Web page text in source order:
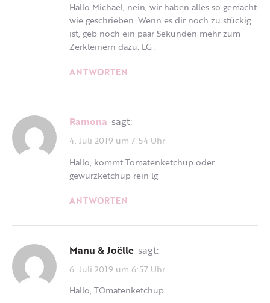
Hallo Michael, nein, wir haben alles so gemacht
wie geschrieben. Wenn es dir noch zu stückig
ist, geb noch ein paar Sekunden mehr zum
Zerkleinern dazu. LG .
ANTWORTEN
Ramona sagt:
4. Juli 2019 um 7:54 Uhr
Hallo, kommt Tomatenketchup oder
gewürzketchup rein lg
ANTWORTEN
Manu & Joëlle sagt:
6. Juli 2019 um 6:57 Uhr
Hallo, TOmatenketchup.